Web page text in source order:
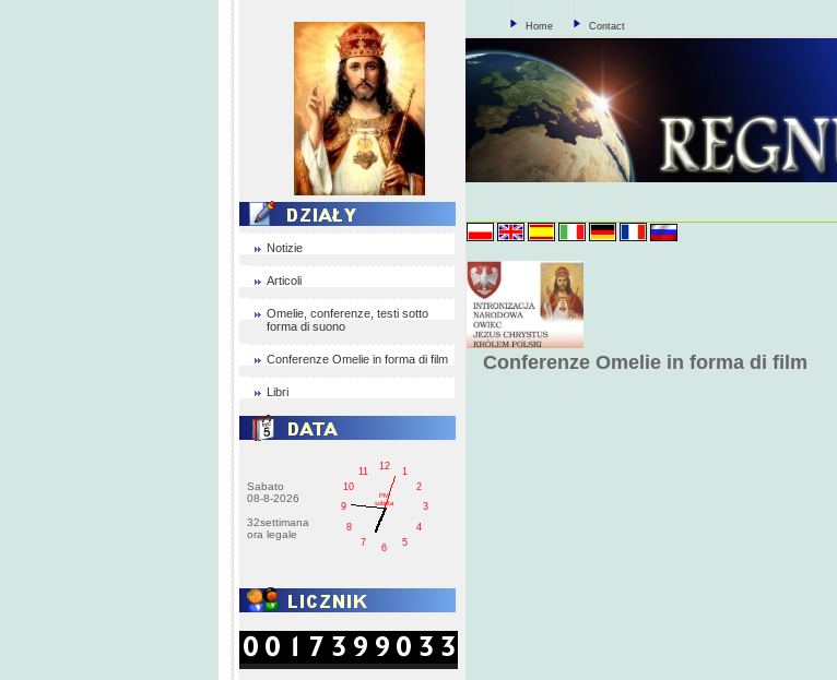
Notizie
Articoli
Omelie, conferenze, testi sotto
forma di suono
Conferenze Omelie in forma di film
Libri
Sabato
08-8-2026
32settimana
ora legale
1
2
3
4
5
6
7
8
9
10
11
12
PM
sobota
Home Contact
Conferenze Omelie in forma di film